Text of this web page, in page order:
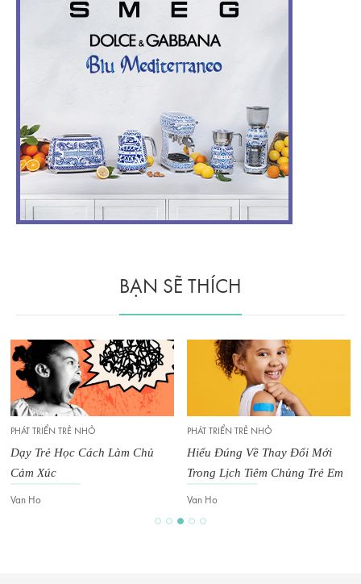
BẠN SẼ THÍCH
PHÁT TRIỂN TRẺ NHỎ
Dạy Trẻ Học Cách Làm Chủ
Cảm Xúc
Van Ho
PHÁT TRIỂN TRẺ NHỎ
Hiểu Đúng Về Thay Đổi Mới
Trong Lịch Tiêm Chủng Trẻ Em
Van Ho